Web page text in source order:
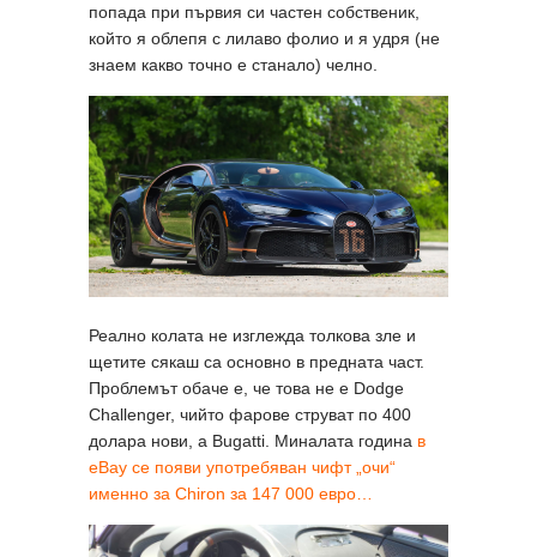
попада при първия си частен собственик,
който я облепя с лилаво фолио и я удря (не
знаем какво точно е станало) челно.
Реално колата не изглежда толкова зле и
щетите сякаш са основно в предната част.
Проблемът обаче е, че това не е Dodge
Challenger, чийто фарове струват по 400
долара нови, а Bugatti. Миналата година в
eBay се появи yпотребяван чифт „очи“
именно за Chiron за 147 000 евро…